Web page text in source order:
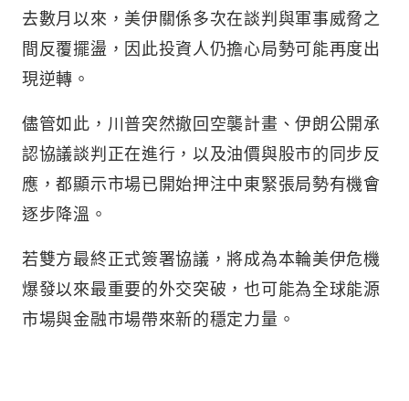
去數月以來，美伊關係多次在談判與軍事威脅之
間反覆擺盪，因此投資人仍擔心局勢可能再度出
現逆轉。
儘管如此，川普突然撤回空襲計畫、伊朗公開承
認協議談判正在進行，以及油價與股市的同步反
應，都顯示市場已開始押注中東緊張局勢有機會
逐步降溫。
若雙方最終正式簽署協議，將成為本輪美伊危機
爆發以來最重要的外交突破，也可能為全球能源
市場與金融市場帶來新的穩定力量。